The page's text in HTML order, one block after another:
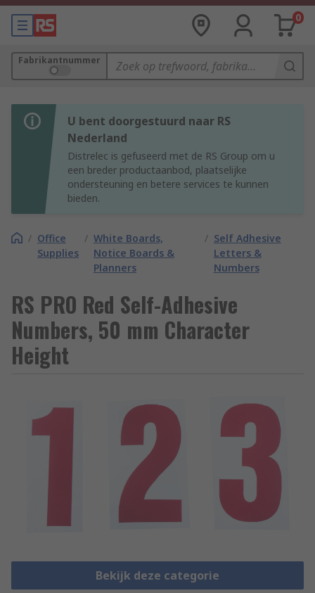
0
Fabrikantnummer
U bent doorgestuurd naar RS
Nederland
Distrelec is gefuseerd met de RS Group om u
een breder productaanbod, plaatselijke
ondersteuning en betere services te kunnen
bieden.
/ Office
Supplies
/ White Boards,
Notice Boards &
Planners
/ Self Adhesive
Letters &
Numbers
RS PRO Red Self-Adhesive
Numbers, 50 mm Character
Height
Bekijk deze categorie